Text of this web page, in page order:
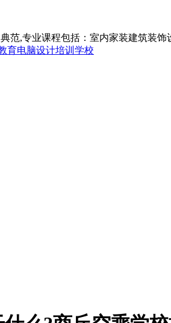
范,专业课程包括：室内家装建筑装
育电脑设计培训学校